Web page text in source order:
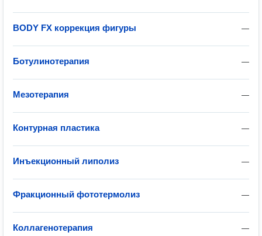
—
BODY FX коррекция фигуры
—
Ботулинотерапия
—
Мезотерапия
—
Контурная пластика
—
Инъекционный липолиз
—
Фракционный фототермолиз
—
Коллагенотерапия